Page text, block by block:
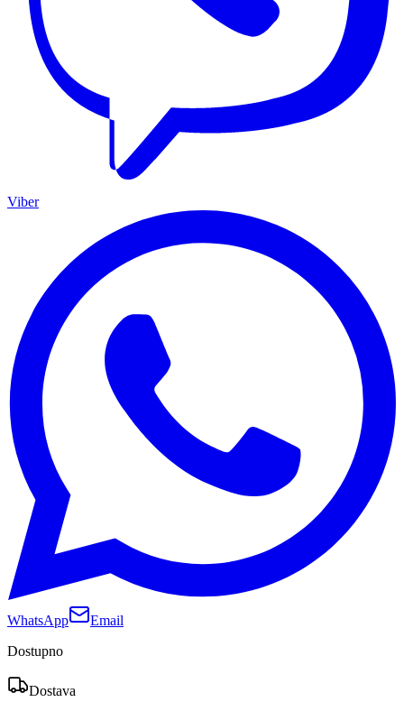
Viber
WhatsApp
Email
Dostupno
Dostava